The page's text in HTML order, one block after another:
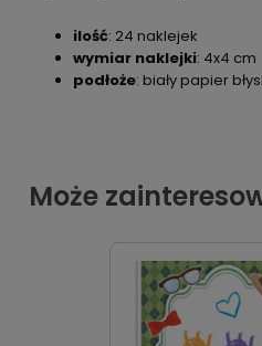
ilość: 24 naklejek
wymiar naklejki: 4x4 cm
podłoże: biały papier
Może